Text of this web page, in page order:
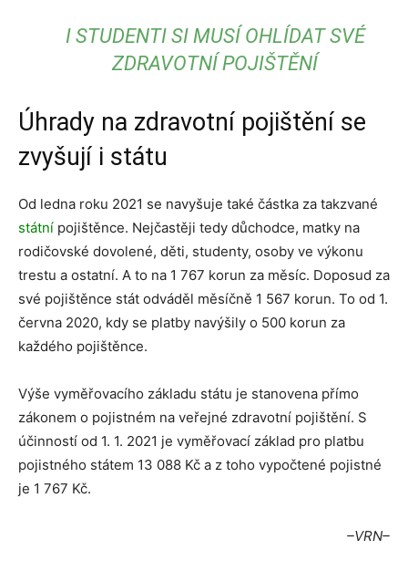
I STUDENTI SI MUSÍ OHLÍDAT SVÉ
ZDRAVOTNÍ POJIŠTĚNÍ
Úhrady na zdravotní pojištění se
zvyšují i státu
Od ledna roku 2021 se navyšuje také částka za takzvané
státní pojištěnce. Nejčastěji tedy důchodce, matky na
rodičovské dovolené, děti, studenty, osoby ve výkonu
trestu a ostatní. A to na 1 767 korun za měsíc. Doposud za
své pojištěnce stát odváděl měsíčně 1 567 korun. To od 1.
června 2020, kdy se platby navýšily o 500 korun za
každého pojištěnce.
Výše vyměřovacího základu státu je stanovena přímo
zákonem o pojistném na veřejné zdravotní pojištění. S
účinností od 1. 1. 2021 je vyměřovací základ pro platbu
pojistného státem 13 088 Kč a z toho vypočtené pojistné
je 1 767 Kč.
–VRN–